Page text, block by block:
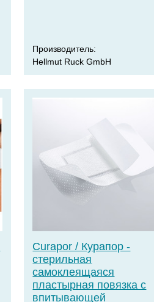
Производитель:
Hellmut Ruck GmbH
Curapor / Курапор -
стерильная
самоклеящаяся
пластырная повязка с
впитывающей